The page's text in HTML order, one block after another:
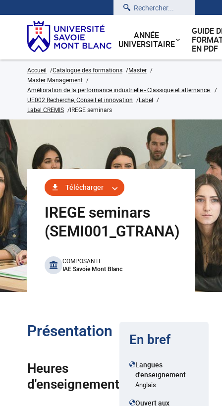
Rechercher
ANNÉE
UNIVERSITAIRE
GUIDE
EN PDF
Accueil Catalogue des formations
Master
Master Management
Amélioration de la performance industrielle - Classique et alternance
UE002 Recherche, Conseil et innovation
Label
Label CREMIS
IREGE seminars
Télécharger
IREGE seminars
(SEMI001_GTRANA)
benefits
COMPOSANTE
IAE Savoie Mont Blanc
Présentation
Heures
d'enseignement
En bref
Langues
d'enseignement
Anglais
Ouvert aux